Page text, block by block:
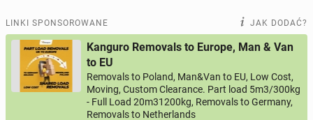
LINKI SPONSOROWANE JAK DODAĆ?
Kanguro Removals to Europe, Man & Van
to EU
Removals to Poland, Man&Van to EU, Low Cost,
Moving, Custom Clearance. Part load 5m3/300kg
- Full Load 20m31200kg, Removals to Germany,
Removals to Netherlands